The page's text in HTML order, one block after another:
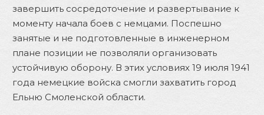
завершить сосредоточение и развертывание к
моменту начала боев с немцами. Поспешно
занятые и не подготовленные в инженерном
плане позиции не позволяли организовать
устойчивую оборону. В этих условиях 19 июля 1941
года немецкие войска смогли захватить город
Ельню Смоленской области.